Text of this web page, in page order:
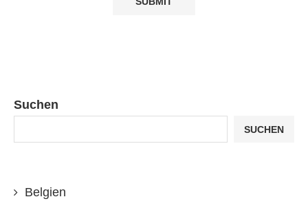
Suchen
SUCHEN
Belgien